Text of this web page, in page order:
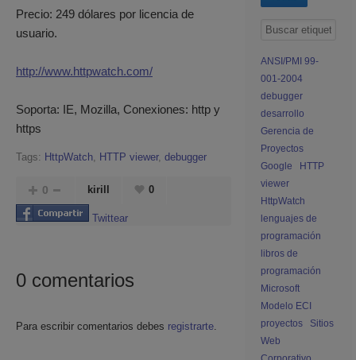
Precio: 249 dólares por licencia de
usuario.
http://www.httpwatch.com/
Soporta: IE, Mozilla, Conexiones: http y
https
Tags: HttpWatch, HTTP viewer, debugger
0 kirill 0
Twittear
0 comentarios
Para escribir comentarios debes registrarte.
ANSI/PMI 99-
001-2004
debugger
desarrollo
Gerencia de
Proyectos
Google
HTTP
viewer
HttpWatch
lenguajes de
programación
libros de
programación
Microsoft
Modelo ECI
proyectos
Sitios
Web